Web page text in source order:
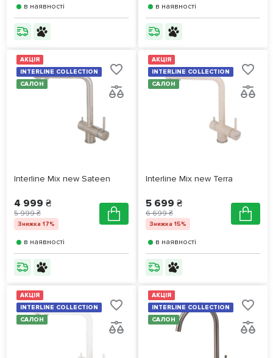
в наявності в наявності
АКЦІЯ
INTERLINE COLLECTION
САЛОН
Interline Mix new Sateen
4 999 ₴
5 999 ₴
Знижка 17%
в наявності
АКЦІЯ
INTERLINE COLLECTION
САЛОН
Interline Mix new Terra
5 699 ₴
6 699 ₴
Знижка 15%
в наявності
АКЦІЯ
INTERLINE COLLECTION
САЛОН
АКЦІЯ
INTERLINE COLLECTION
САЛОН